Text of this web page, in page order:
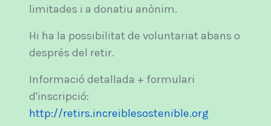
limitades i a donatiu anònim.
Hi ha la possibilitat de voluntariat abans o
després del retir.
Informació detallada + formulari
d'inscripció:
http://retirs.increiblesostenible.org